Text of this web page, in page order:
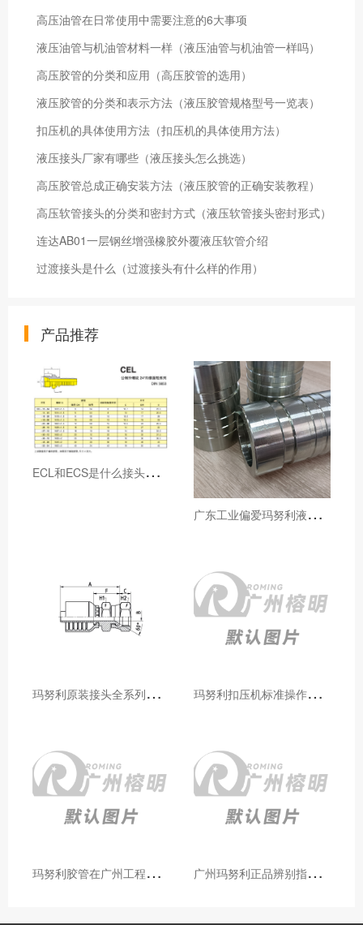
高压油管在日常使用中需要注意的6大事项
液压油管与机油管材料一样（液压油管与机油管一样吗）
高压胶管的分类和应用（高压胶管的选用）
液压胶管的分类和表示方法（液压胶管规格型号一览表）
扣压机的具体使用方法（扣压机的具体使用方法）
液压接头厂家有哪些（液压接头怎么挑选）
高压胶管总成正确安装方法（液压胶管的正确安装教程）
高压软管接头的分类和密封方式（液压软管接头密封形式）
连达AB01一层钢丝增强橡胶外覆液压软管介绍
过渡接头是什么（过渡接头有什么样的作用）
产品推荐
E
CL和ECS是什么接头，用于什么胶管或管件
广
东工业偏爱玛努利液压产品的五大原因（代理深度分析）
玛
努利原装接头全系列型号解析：广州客户选型必备指南 玛
努利扣压机标准操作流程：广州代理手把手教学（新手也能学会）
玛
努利胶管在广州工程机械领域的应用案例与效果分析 广
州玛努利正品辨别指南：如何区分原装 Manuli 胶管 / 接头 / 扣压机（代理专业版）